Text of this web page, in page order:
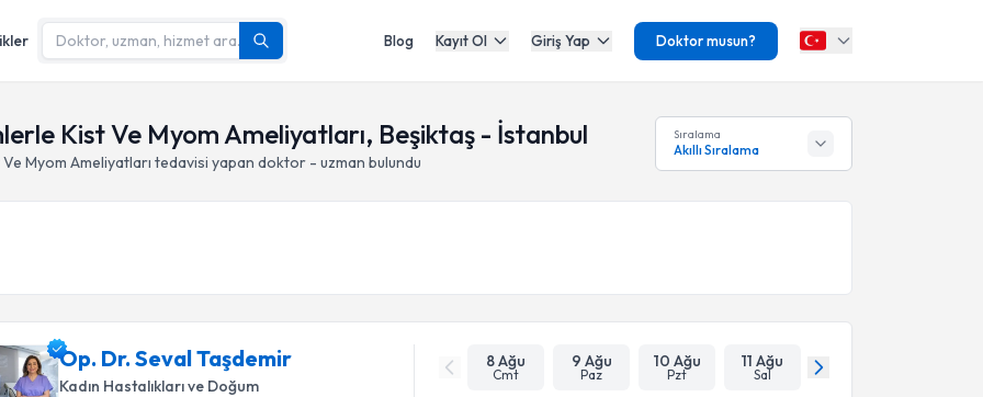
Blog Kayıt Ol Giriş Yap Doktor musun?
Kist Ve Myom Ameliyatları, Beşiktaş - İstanbul
Myom Ameliyatları tedavisi yapan doktor - uzman bulundu
Sıralama
Akıllı Sıralama
Op. Dr. Seval Taşdemir
Kadın Hastalıkları ve Doğum
8 Ağu
Cmt
9 Ağu
Paz
10 Ağu
Pzt
11 Ağu
Sal